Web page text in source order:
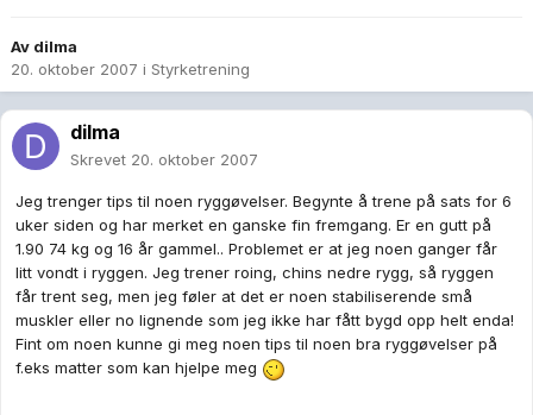
Av dilma
20. oktober 2007 i Styrketrening
dilma
Skrevet 20. oktober 2007
Jeg trenger tips til noen ryggøvelser. Begynte å trene på sats for 6
uker siden og har merket en ganske fin fremgang. Er en gutt på
1.90 74 kg og 16 år gammel.. Problemet er at jeg noen ganger får
litt vondt i ryggen. Jeg trener roing, chins nedre rygg, så ryggen
får trent seg, men jeg føler at det er noen stabiliserende små
muskler eller no lignende som jeg ikke har fått bygd opp helt enda!
Fint om noen kunne gi meg noen tips til noen bra ryggøvelser på
f.eks matter som kan hjelpe meg